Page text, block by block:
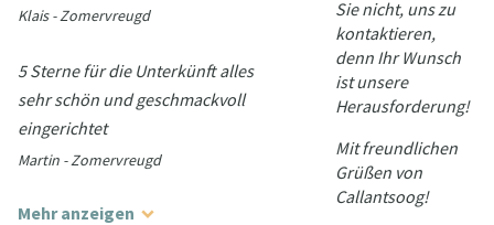
Klais - Zomervreugd
5 Sterne für die Unterkünft alles
sehr schön und geschmackvoll
eingerichtet
Martin - Zomervreugd
Mehr anzeigen
Sie nicht, uns zu
kontaktieren,
denn Ihr Wunsch
ist unsere
Herausforderung!
Mit freundlichen
Grüßen von
Callantsoog!